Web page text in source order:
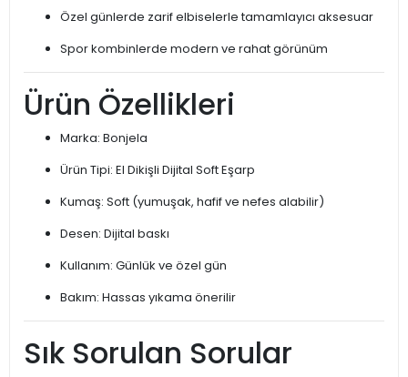
Özel günlerde zarif elbiselerle tamamlayıcı aksesuar
Spor kombinlerde modern ve rahat görünüm
Ürün Özellikleri
Marka: Bonjela
Ürün Tipi: El Dikişli Dijital Soft Eşarp
Kumaş: Soft (yumuşak, hafif ve nefes alabilir)
Desen: Dijital baskı
Kullanım: Günlük ve özel gün
Bakım: Hassas yıkama önerilir
Sık Sorulan Sorular